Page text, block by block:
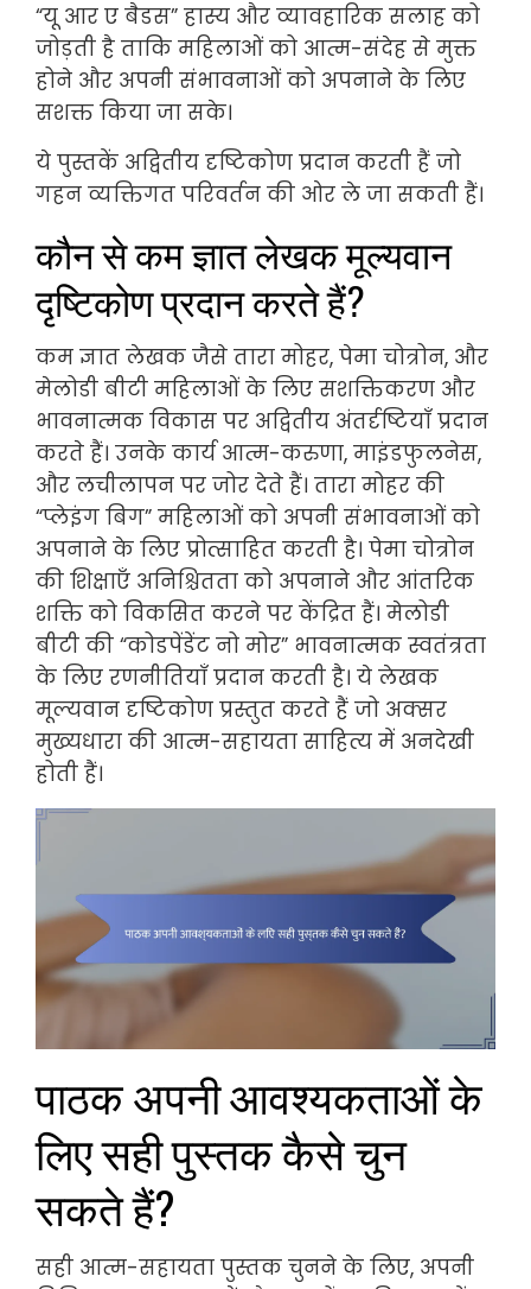
“यू आर ए बैडस” हास्य और व्यावहारिक सलाह को
जोड़ती है ताकि महिलाओं को आत्म-संदेह से मुक्त
होने और अपनी संभावनाओं को अपनाने के लिए
सशक्त किया जा सके।
ये पुस्तकें अद्वितीय दृष्टिकोण प्रदान करती हैं जो
गहन व्यक्तिगत परिवर्तन की ओर ले जा सकती हैं।
कौन से कम ज्ञात लेखक मूल्यवान
दृष्टिकोण प्रदान करते हैं?
कम ज्ञात लेखक जैसे तारा मोहर, पेमा चोत्रोन, और
मेलोडी बीटी महिलाओं के लिए सशक्तिकरण और
भावनात्मक विकास पर अद्वितीय अंतर्दृष्टियाँ प्रदान
करते हैं। उनके कार्य आत्म-करुणा, माइंडफुलनेस,
और लचीलापन पर जोर देते हैं। तारा मोहर की
“प्लेइंग बिग” महिलाओं को अपनी संभावनाओं को
अपनाने के लिए प्रोत्साहित करती है। पेमा चोत्रोन
की शिक्षाएँ अनिश्चितता को अपनाने और आंतरिक
शक्ति को विकसित करने पर केंद्रित हैं। मेलोडी
बीटी की “कोडपेंडेंट नो मोर” भावनात्मक स्वतंत्रता
के लिए रणनीतियाँ प्रदान करती है। ये लेखक
मूल्यवान दृष्टिकोण प्रस्तुत करते हैं जो अक्सर
मुख्यधारा की आत्म-सहायता साहित्य में अनदेखी
होती हैं।
पाठक अपनी आवश्यकताओं के
लिए सही पुस्तक कैसे चुन
सकते हैं?
सही आत्म-सहायता पुस्तक चुनने के लिए, अपनी